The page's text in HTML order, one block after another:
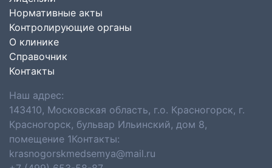
Нормативные акты
Контролирующие органы
О клинике
Справочник
Контакты
Наш адрес:
143410, Московская область, г.о. Красногорск, г.
Красногорск, бульвар Ильинский, дом 8,
помещение 1Контакты:
krasnogorskmedsemya@mail.ru